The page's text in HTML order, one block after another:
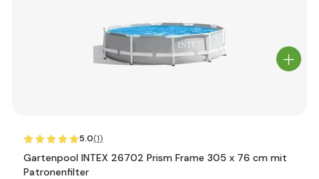
5.0(1)
Gartenpool INTEX 26702 Prism Frame 305 x 76 cm mit
Patronenfilter